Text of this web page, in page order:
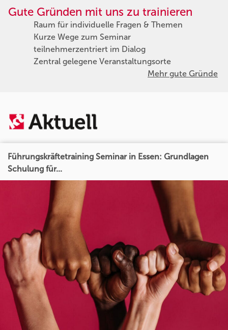
Gute Gründen mit uns zu trainieren
Raum für individuelle Fragen & Themen
Kurze Wege zum Seminar
teilnehmerzentriert im Dialog
Zentral gelegene Veranstaltungsorte
Mehr gute Gründe
Führungskräftetraining Seminar in Essen: Grundlagen
Schulung für...